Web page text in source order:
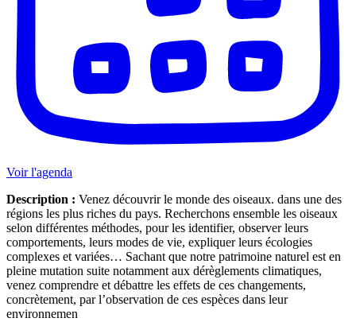
Voir l'agenda
Description : Venez découvrir le monde des oiseaux. dans une des
régions les plus riches du pays. Recherchons ensemble les oiseaux
selon différentes méthodes, pour les identifier, observer leurs
comportements, leurs modes de vie, expliquer leurs écologies
complexes et variées… Sachant que notre patrimoine naturel est en
pleine mutation suite notamment aux dérèglements climatiques,
venez comprendre et débattre les effets de ces changements,
concrètement, par l’observation de ces espèces dans leur
environnemen